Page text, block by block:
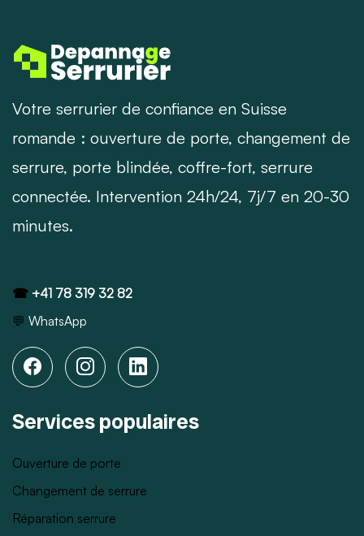
Votre serrurier de confiance en Suisse
romande : ouverture de porte, changement de
serrure, porte blindée, coffre-fort, serrure
connectée. Intervention 24h/24, 7j/7 en 20-30
minutes.
☎ +41 78 319 32 82
💬 WhatsApp
Services populaires
Ouverture de porte
Changement de serrure
Réparation serrure